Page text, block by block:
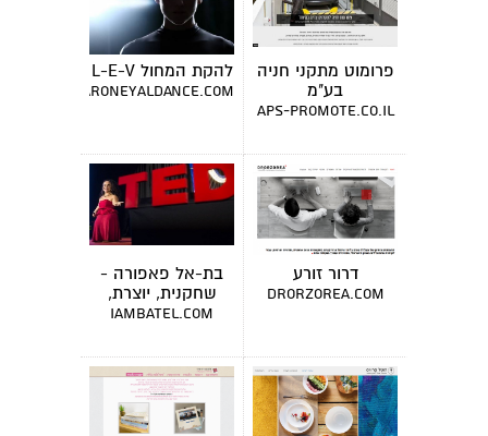
פרומוט מתקני חניה
בע"מ
aps-promote.co.il
להקת המחול L-E-V
www.sharoneyaldance.com
דרור זורע
drorzorea.com
בת-אל פאפורה -
שחקנית, יוצרת,
מרצה
iambatel.com